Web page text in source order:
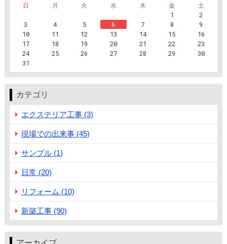
日
月 火 水 木 金
土
1
2
3
4 5 6 7 8
9
10
11 12 13 14 15
16
17
18 19 20 21 22
23
24
25 26 27 28 29
30
31
カテゴリ
エクステリア工事 (3)
現場での出来事 (45)
サンプル (1)
日常 (20)
リフォーム (10)
新築工事 (90)